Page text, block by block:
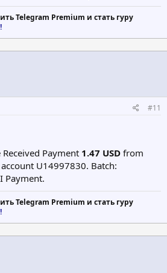
Telegram Premium и стать гуру
#11
Payment 1.47 USD from
U14997830. Batch:
Payment.
Telegram Premium и стать гуру